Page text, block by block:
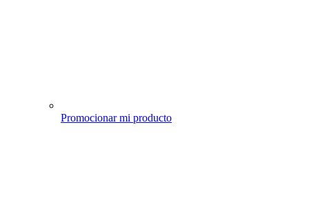
Promocionar mi producto